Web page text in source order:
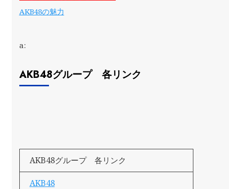
AKB48の魅力
a:
AKB48グループ 各リンク
AKB48グループ 各リンク
AKB48